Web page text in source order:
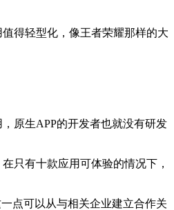
得轻型化，像王者荣耀那样的大
原生APP的开发者也就没有研发
只有十款应用可体验的情况下，
点可以从与相关企业建立合作关